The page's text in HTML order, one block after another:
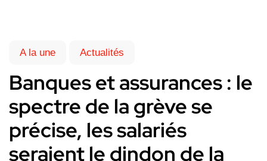
A la une Actualités
Banques et assurances : le
spectre de la grève se
précise, les salariés
seraient le dindon de la